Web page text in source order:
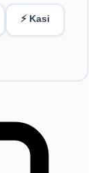
⚡ Kasi